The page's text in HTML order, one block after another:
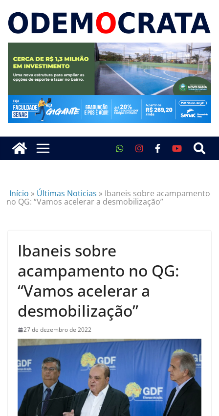
Início » Últimas Noticias » Ibaneis sobre acampamento
no QG: “Vamos acelerar a desmobilização”
Ibaneis sobre
acampamento no QG:
“Vamos acelerar a
desmobilização”
27 de dezembro de 2022